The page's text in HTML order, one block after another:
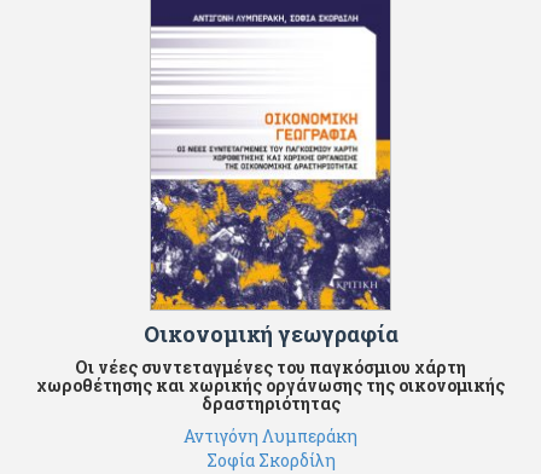
Οικονομική γεωγραφία
Οι νέες συντεταγμένες του παγκόσμιου χάρτη
χωροθέτησης και χωρικής οργάνωσης της οικονομικής
δραστηριότητας
Αντιγόνη Λυμπεράκη
Σοφία Σκορδίλη